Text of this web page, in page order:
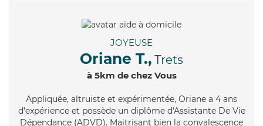
JOYEUSE
Oriane T., Trets
à 5km de chez Vous
Appliquée, altruiste et expérimentée, Oriane a 4 ans
d'expérience et possède un diplôme d'Assistante De Vie
Dépendance (ADVD). Maitrisant bien la convalescence